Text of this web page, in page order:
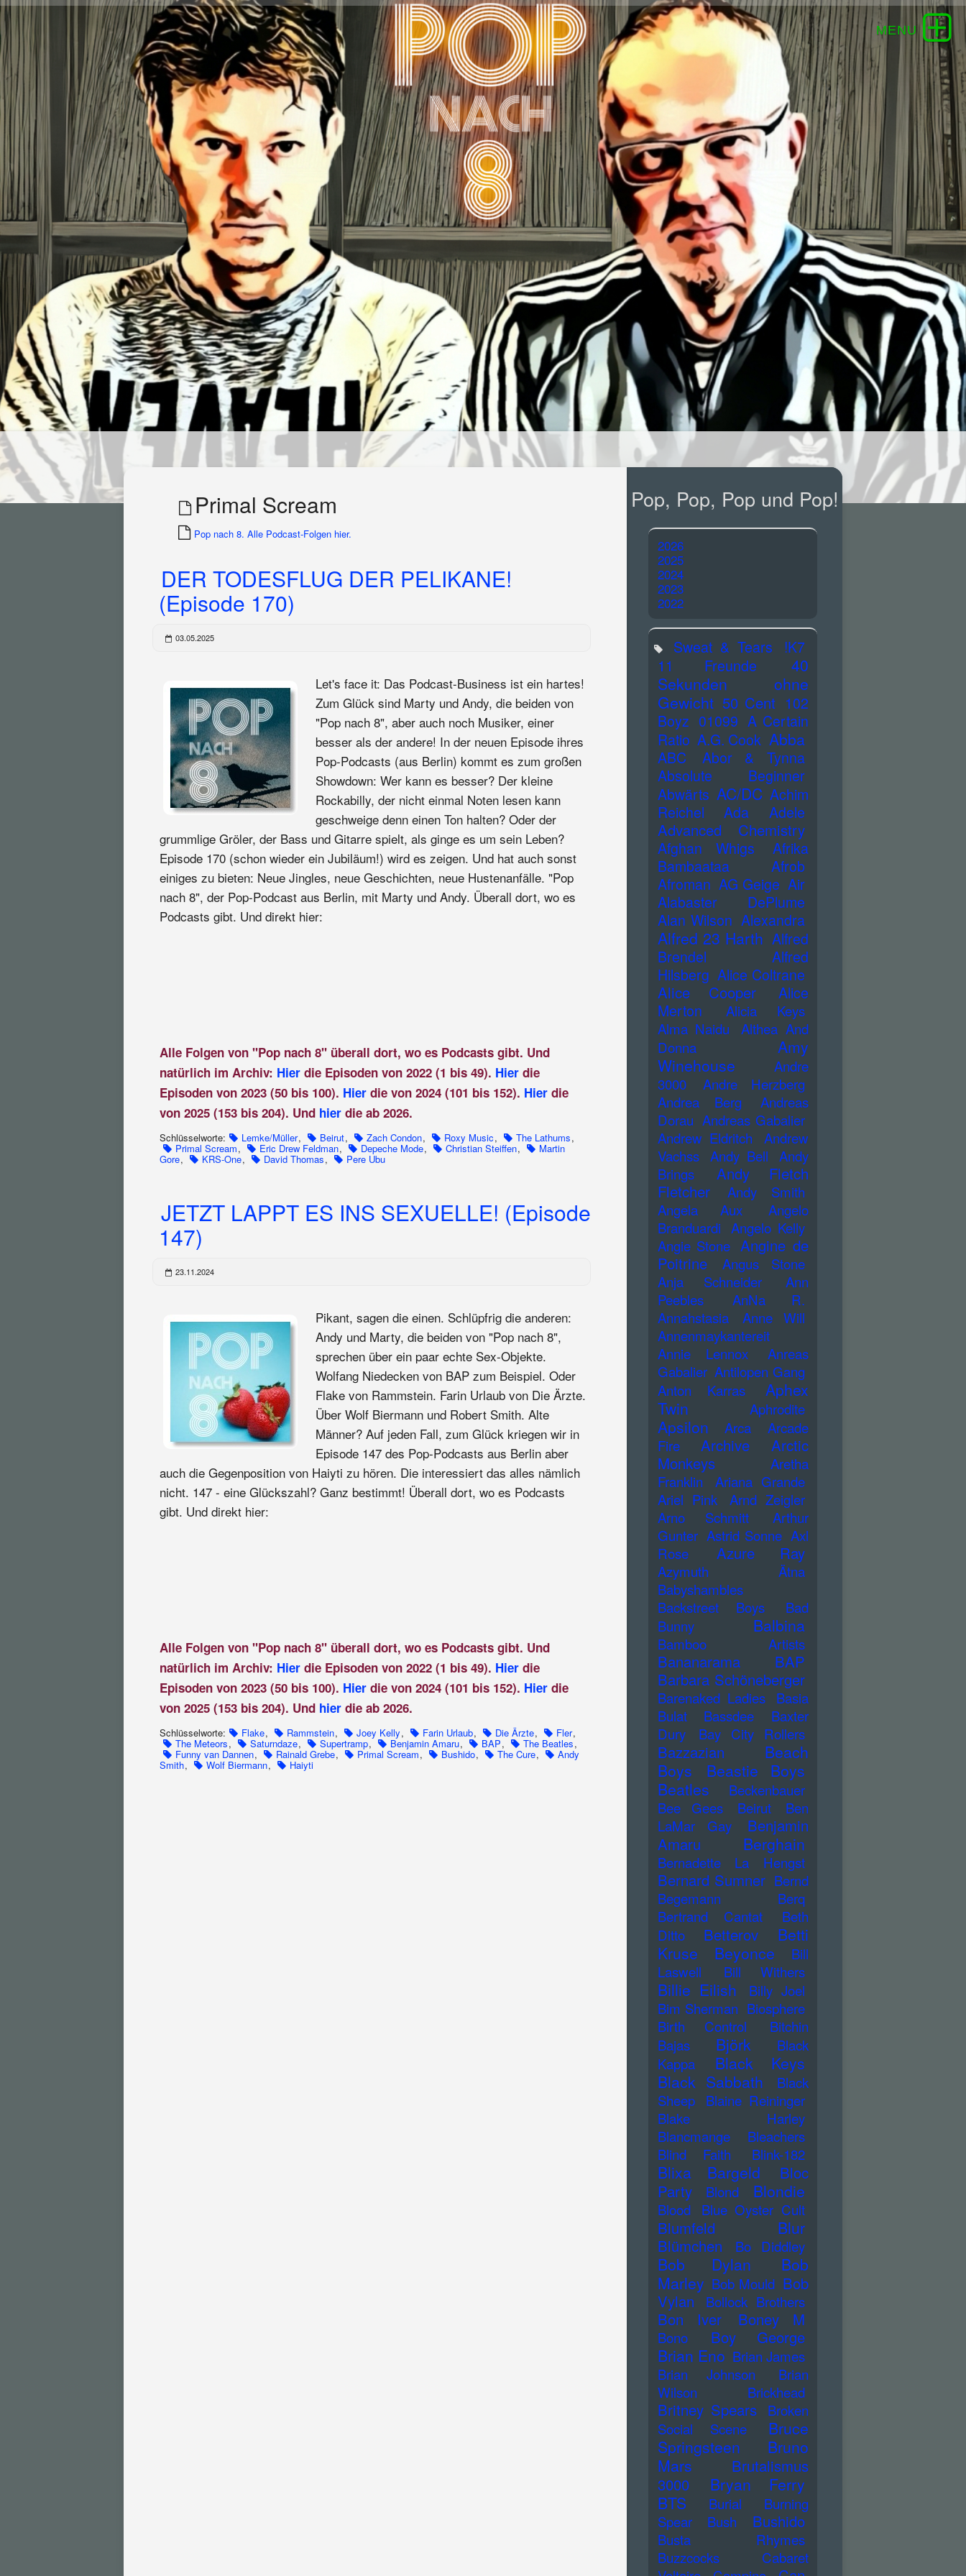
Primal Scream
Pop nach 8. Alle Podcast-Folgen hier.
DER TODESFLUG DER PELIKANE!
(Episode 170)
03.05.2025
Let's face it: Das Podcast-Business ist ein hartes!
Zum Glück sind Marty und Andy, die beiden von
"Pop nach 8", aber auch noch Musiker, einer
besser als der andere! In der neuen Episode ihres
Pop-Podcasts (aus Berlin) kommt es zum großen
Showdown: Wer kann es besser? Der kleine
Rockabilly, der nicht einmal Noten lesen kann
geschweige denn einen Ton halten? Oder der
grummlige Gröler, der Bass und Gitarre spielt, als ginge es um sein Leben?
Episode 170 (schon wieder ein Jubiläum!) wird es zeigen. Und hat auch sonst
einiges zu bieten: Neue Jingles, neue Geschichten, neue Hustenanfälle. "Pop
nach 8", der Pop-Podcast aus Berlin, mit Marty und Andy. Überall dort, wo es
Podcasts gibt. Und direkt hier:
Alle Folgen von "Pop nach 8" überall dort, wo es Podcasts gibt. Und
natürlich im Archiv: Hier die Episoden von 2022 (1 bis 49). Hier die
Episoden von 2023 (50 bis 100). Hier die von 2024 (101 bis 152). Hier die
von 2025 (153 bis 204). Und hier die ab 2026.
Schlüsselworte: Lemke/Müller, Beirut, Zach Condon, Roxy Music, The Lathums,
Primal Scream, Eric Drew Feldman, Depeche Mode, Christian Steiffen, Martin
Gore, KRS-One, David Thomas, Pere Ubu
JETZT LAPPT ES INS SEXUELLE! (Episode
147)
23.11.2024
Pikant, sagen die einen. Schlüpfrig die anderen:
Andy und Marty, die beiden von "Pop nach 8",
sprechen über ein paar echte Sex-Objekte.
Wolfang Niedecken von BAP zum Beispiel. Oder
Flake von Rammstein. Farin Urlaub von Die Ärzte.
Über Wolf Biermann und Robert Smith. Alte
Männer? Auf jeden Fall, zum Glück kriegen wir in
Episode 147 des Pop-Podcasts aus Berlin aber
auch die Gegenposition von Haiyti zu hören. Die interessiert das alles nämlich
nicht. 147 - eine Glückszahl? Ganz bestimmt! Überall dort, wo es Podcasts
gibt. Und direkt hier:
Alle Folgen von "Pop nach 8" überall dort, wo es Podcasts gibt. Und
natürlich im Archiv: Hier die Episoden von 2022 (1 bis 49). Hier die
Episoden von 2023 (50 bis 100). Hier die von 2024 (101 bis 152). Hier die
von 2025 (153 bis 204). Und hier die ab 2026.
Schlüsselworte: Flake, Rammstein, Joey Kelly, Farin Urlaub, Die Ärzte, Fler,
The Meteors, Saturndaze, Supertramp, Benjamin Amaru, BAP, The Beatles,
Funny van Dannen, Rainald Grebe, Primal Scream, Bushido, The Cure, Andy
Smith, Wolf Biermann, Haiyti
Pop, Pop, Pop und Pop!
2026
2025
2024
2023
2022
Sweat & Tears
!K7
11 Freunde
40
Sekunden ohne
Gewicht 50 Cent 102
Boyz 01099 A Certain
Ratio A.G. Cook Abba
ABC
Abor & Tynna
Absolute Beginner
Abwärts AC/DC Achim
Reichel
Ada Adele
Advanced Chemistry
Afghan Whigs
Afrika
Bambaataa
Afrob
Afroman AG Geige Air
Alabaster DePlume
Alan Wilson Alexandra
Alfred 23 Harth Alfred
Brendel
Alfred
Hilsberg Alice Coltrane
Alice Cooper
Alice
Merton
Alicia Keys
Alma Naidu
Althea And
Donna
Amy
Winehouse
Andre
3000
Andre Herzberg
Andrea Berg
Andreas
Dorau Andreas Gabalier
Andrew Eldritch
Andrew
Vachss Andy Bell
Andy
Brings
Andy Fletch
Fletcher
Andy Smith
Angela Aux
Angelo
Branduardi Angelo Kelly
Angie Stone Angine de
Poitrine
Angus Stone
Anja Schneider
Ann
Peebles
AnNa R.
Annahstasia
Anne Will
Annenmaykantereit
Annie Lennox
Anreas
Gabalier Antilopen Gang
Anton Karras
Aphex
Twin
Aphrodite
Apsilon Arca
Arcade
Fire
Archive
Arctic
Monkeys
Aretha
Franklin
Ariana Grande
Ariel Pink
Arnd Zeigler
Arno Schmitt
Arthur
Gunter Astrid Sonne Axl
Rose
Azure Ray
Azymuth
Ätna
Babyshambles
Backstreet Boys
Bad
Bunny
Balbina
Bamboo Artists
Bananarama
BAP
Barbara Schöneberger
Barenaked Ladies
Basia
Bulat
Bassdee
Baxter
Dury
Bay City Rollers
Bazzazian
Beach
Boys
Beastie Boys
Beatles
Beckenbauer
Bee Gees
Beirut
Ben
LaMar Gay
Benjamin
Amaru
Berghain
Bernadette La Hengst
Bernard Sumner Bernd
Begemann
Berq
Bertrand Cantat
Beth
Ditto
Betterov
Betti
Kruse
Beyonce
Bill
Laswell
Bill Withers
Billie Eilish
Billy Joel
Bim Sherman Biosphere
Birth Control
Bitchin
Bajas
Björk
Black
Kappa
Black Keys
Black Sabbath
Black
Sheep
Blaine Reininger
Blake Harley
Blancmange
Bleachers
Blind Faith
Blink-182
Blixa Bargeld
Bloc
Party
Blond Blondie
Blood Blue Oyster Cult
Blumfeld Blur
Blümchen Bo Diddley
Bob Dylan
Bob
Marley Bob Mould Bob
Vylan
Bollock Brothers
Bon Iver Boney M
Bono Boy George
Brian Eno Brian James
Brian Johnson
Brian
Wilson
Brickhead
Britney Spears
Broken
Social Scene
Bruce
Springsteen
Bruno
Mars
Brutalismus
3000
Bryan Ferry
BTS
Burial
Burning
Spear
Bush Bushido
Busta Rhymes
Buzzcocks
Cabaret